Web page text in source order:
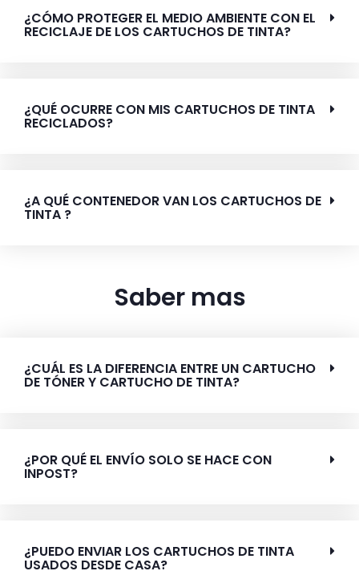
¿CÓMO PROTEGER EL MEDIO AMBIENTE CON EL
RECICLAJE DE LOS CARTUCHOS DE TINTA?
¿QUÉ OCURRE CON MIS CARTUCHOS DE TINTA
RECICLADOS?
¿A QUÉ CONTENEDOR VAN LOS CARTUCHOS DE
TINTA ?
Saber mas
¿CUÁL ES LA DIFERENCIA ENTRE UN CARTUCHO
DE TÓNER Y CARTUCHO DE TINTA?
¿POR QUÉ EL ENVÍO SOLO SE HACE CON
INPOST?
¿PUEDO ENVIAR LOS CARTUCHOS DE TINTA
USADOS DESDE CASA?